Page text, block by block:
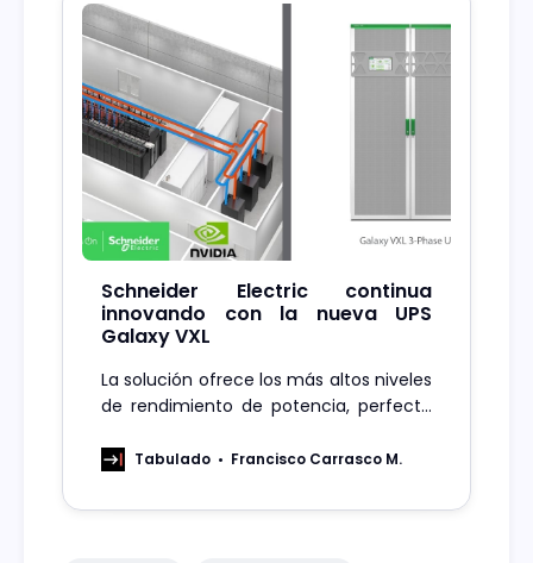
Schneider Electric continua
innovando con la nueva UPS
Galaxy VXL
La solución ofrece los más altos niveles
de rendimiento de potencia, perfecto
Hiperescala, servicios colocation e
Tabulado Francisco Carrasco M.